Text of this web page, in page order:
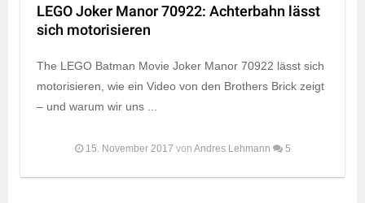
LEGO Joker Manor 70922: Achterbahn lässt
sich motorisieren
The LEGO Batman Movie Joker Manor 70922 lässt sich
motorisieren, wie ein Video von den Brothers Brick zeigt
– und warum wir uns ...
15. November 2017 von Andres Lehmann 5